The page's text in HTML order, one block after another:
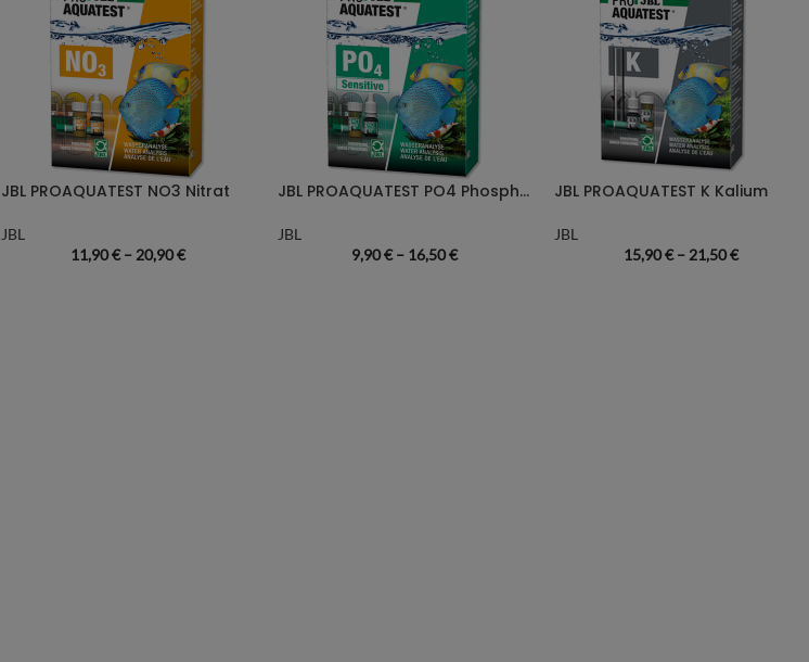
JBL PROAQUATEST NO3 Nitrat
JBL
11,90€– 20,90€
JBL PROAQUATEST PO4 Phosphat Sensitiv
JBL
9,90€– 16,50€
JBL PROAQUATEST K Kalium
JBL
15,90€– 21,50€